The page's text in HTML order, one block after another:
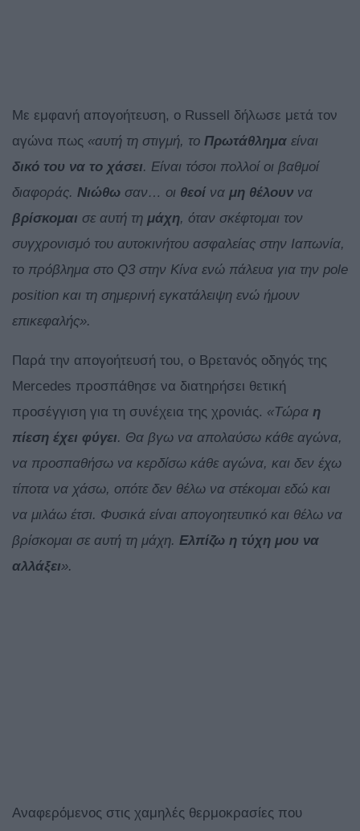
Με εμφανή απογοήτευση, ο Russell δήλωσε μετά τον
αγώνα πως «αυτή τη στιγμή, το Πρωτάθλημα είναι
δικό του να το χάσει. Είναι τόσοι πολλοί οι βαθμοί
διαφοράς. Νιώθω σαν… οι θεοί να μη θέλουν να
βρίσκομαι σε αυτή τη μάχη, όταν σκέφτομαι τον
συγχρονισμό του αυτοκινήτου ασφαλείας στην Ιαπωνία,
το πρόβλημα στο Q3 στην Κίνα ενώ πάλευα για την pole
position και τη σημερινή εγκατάλειψη ενώ ήμουν
επικεφαλής».
Παρά την απογοήτευσή του, ο Βρετανός οδηγός της
Mercedes προσπάθησε να διατηρήσει θετική
προσέγγιση για τη συνέχεια της χρονιάς. «Τώρα η
πίεση έχει φύγει. Θα βγω να απολαύσω κάθε αγώνα,
να προσπαθήσω να κερδίσω κάθε αγώνα, και δεν έχω
τίποτα να χάσω, οπότε δεν θέλω να στέκομαι εδώ και
να μιλάω έτσι. Φυσικά είναι απογοητευτικό και θέλω να
βρίσκομαι σε αυτή τη μάχη. Ελπίζω η τύχη μου να
αλλάξει».
Αναφερόμενος στις χαμηλές θερμοκρασίες που